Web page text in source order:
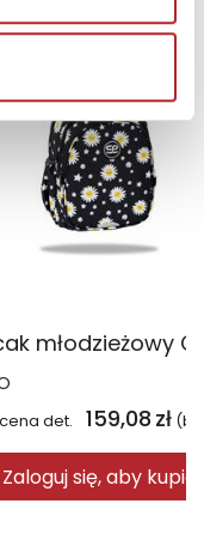
100
det. 159,08 zł
Zaloguj się, aby kupić